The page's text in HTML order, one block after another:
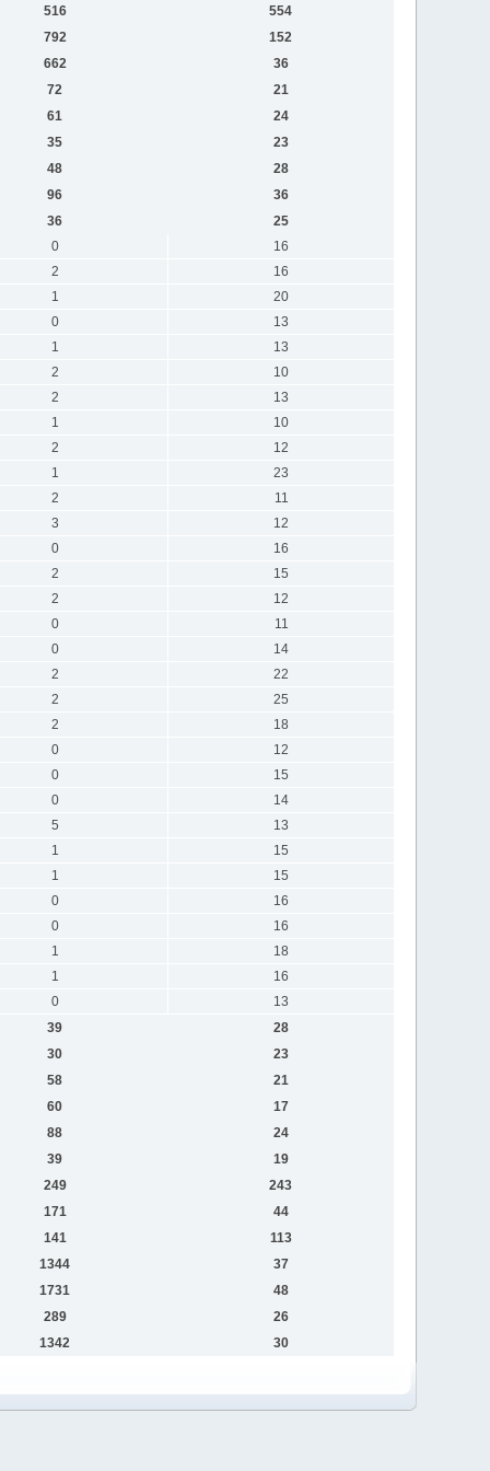
516
554
792
152
662
36
72
21
61
24
35
23
48
28
96
36
36
25
0
16
2
16
1
20
0
13
1
13
2
10
2
13
1
10
2
12
1
23
2
11
3
12
0
16
2
15
2
12
0
11
0
14
2
22
2
25
2
18
0
12
0
15
0
14
5
13
1
15
1
15
0
16
0
16
1
18
1
16
0
13
39
28
30
23
58
21
60
17
88
24
39
19
249
243
171
44
141
113
1344
37
1731
48
289
26
1342
30